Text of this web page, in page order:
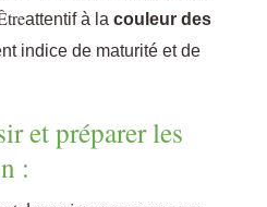
attentif à la couleur des
indice de maturité et de
et préparer les
: